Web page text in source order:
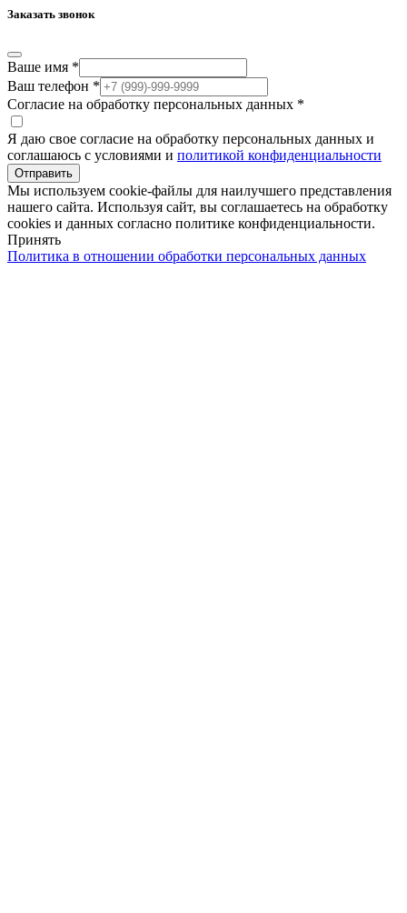
Заказать звонок
Ваше имя *
Ваш телефон *
Согласие на обработку персональных данных *
Я даю свое согласие на обработку персональных данных и
соглашаюсь с условиями и политикой конфиденциальности
Отправить
Мы используем cookie-файлы для наилучшего представления
нашего сайта. Используя сайт, вы соглашаетесь на обработку
cookies и данных согласно политике конфиденциальности.
Принять
Политика в отношении обработки персональных данных